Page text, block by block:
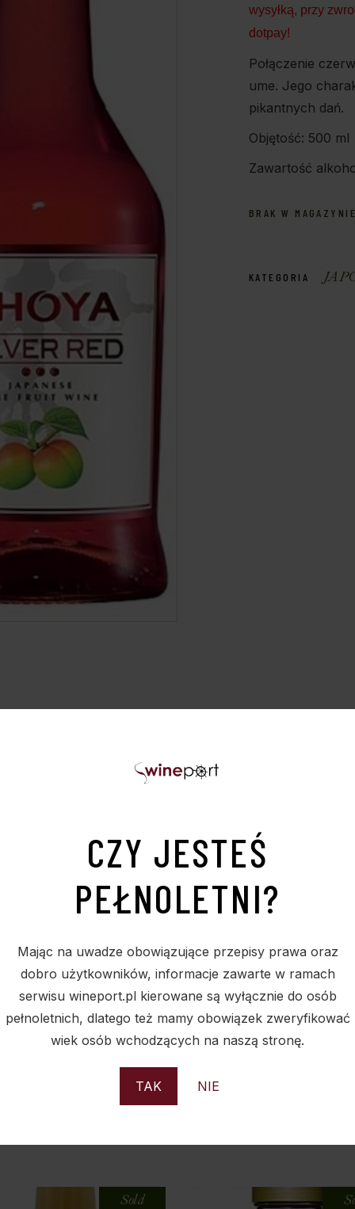
CZY JESTEŚ
PEŁNOLETNI?
Mając na uwadze obowiązujące przepisy prawa oraz
dobro użytkowników, informacje zawarte w ramach
serwisu wineport.pl kierowane są wyłącznie do osób
pełnoletnich, dlatego też mamy obowiązek zweryfikować
wiek osób wchodzących na naszą stronę.
TAK NIE
wysyłką, przy
dotpay!
Połączenie
ume. Jego
pikantnych dań.
Objętość: 500 ml
Zawartość
BRAK W MAGAZYNIE
KATEGORIA
W PRZYPADKU ZAMÓWIEŃ OD OSÓB
opłacenia zamówienia alkoholu z wysyłką, przy zwrocie
śliwek ume. Jego charakterystyczna
PODOBNE PRODUKTY
Sold